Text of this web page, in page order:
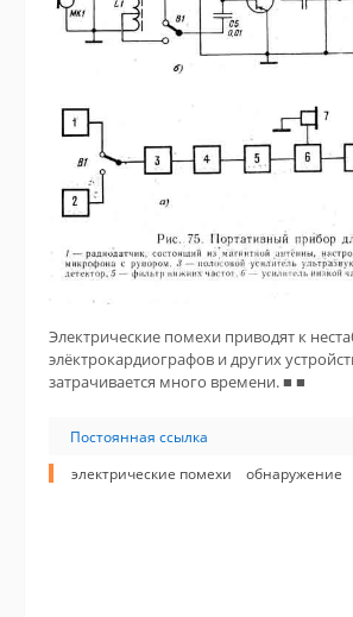
Электрические помехи приводят к
элёктрокардиографов и других
затрачивается много времени. ■ ■
Постоянная ссылка
электрические помехи
обнаружение